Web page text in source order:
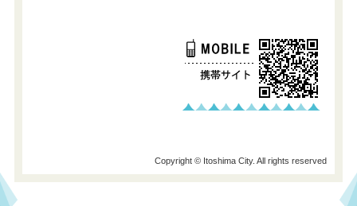
Copyright © Itoshima City. All rights reserved